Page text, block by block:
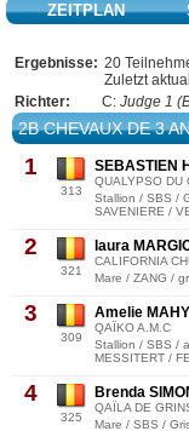
ZEITPLAN
Ergebnisse: 20
Zuletzt
Richter:
C: Judge 1
2B CHEVAUX DE 3
1
313
SEBASTIEN
QUALYPSO DU
Stallion / SBS /
SAVENIERE /
2
321
laura
CALIFORNIA
Mare / ZANG /
3
309
Amelie MAHY
QAÏKO A.M.C
Stallion / SBS /
MESSITERT /
4
325
Brenda
QAÏLA DE
Mare / SBS /